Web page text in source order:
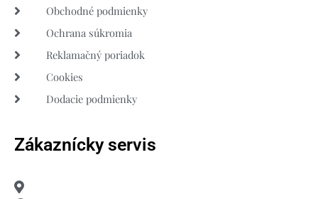
Obchodné podmienky
Ochrana súkromia
Reklamačný poriadok
Cookies
Dodacie podmienky
Zákaznícky servis